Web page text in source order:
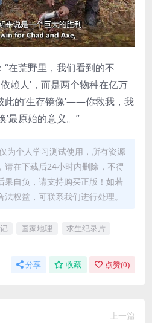
在荒野里，我们看到的不
依赖人’，而是两个物种在亿万
此的‘生存镜像’——你救我，我
’最原始的意义。”
为个人学习测试使用，所有资源
请在下载后24小时内删除，不得
果自负，请支持购买正版！如若
权益，可联系我们进行处理。
国家地理
求生纪录片
分享 收藏 点赞(0)
上一篇